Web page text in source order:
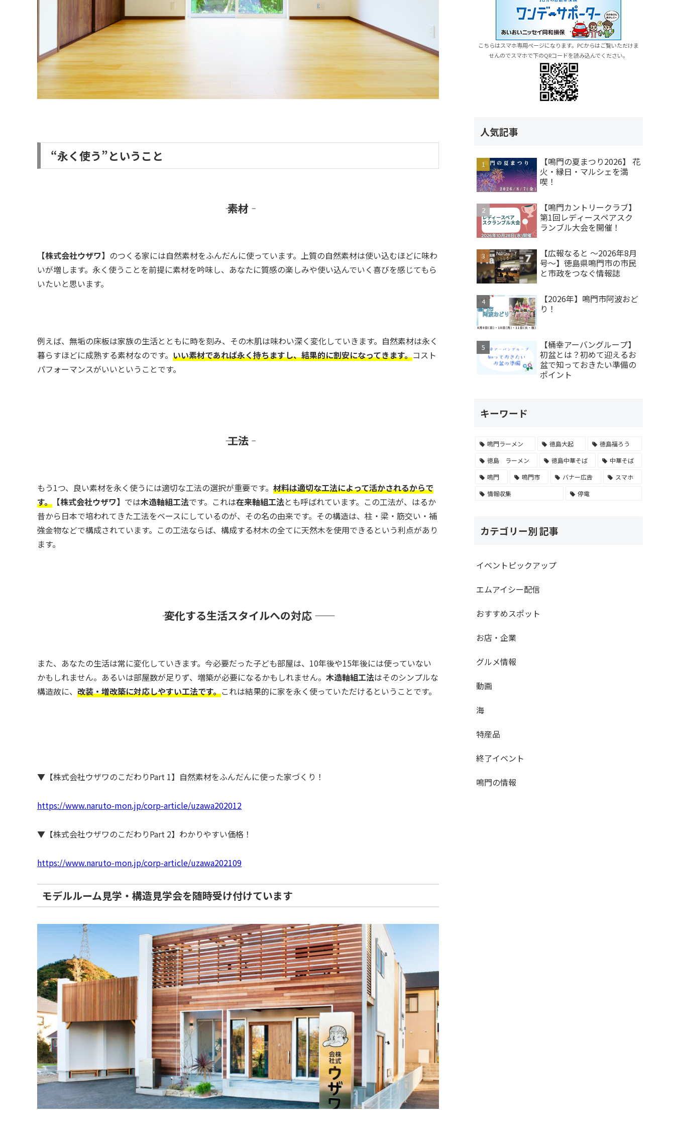
“永く使う”ということ
―― 素材 ――
【株式会社ウザワ】 のつくる家には自然素材をふんだんに使っています。上質の自然素材は使い込むほどに味わ
いが増します。永く使うことを前提に素材を吟味し、あなたに質感の楽しみや使い込んでいく喜びを感じてもら
いたいと思います。
例えば、無垢の床板は家族の生活とともに時を刻み、その木肌は味わい深く変化していきます。自然素材は永く
暮らすほどに成熟する素材なのです。 いい素材であれば永く持ちますし、結果的に割安になってきます。コスト
パフォーマンスがいいということです。
―― 工法 ――
もう1つ、良い素材を永く使うには適切な工法の選択が重要です。 材料は適切な工法によって活かされるからで
す。 【株式会社ウザワ】 では木造軸組工法です。これは在来軸組工法とも呼ばれています。この工法が、はるか
昔から日本で培われてきた工法をベースにしているのが、その名の由来です。その構造は、柱・梁・筋交い・補
強金物などで構成されています。この工法ならば、構成する材木の全てに天然木を使用できるという利点があり
ます。
―― 変化する生活スタイルへの対応 ――
また、あなたの生活は常に変化していきます。今必要だった子ども部屋は、10年後や15年後には使っていない
かもしれません。あるいは部屋数が足りず、増築が必要になるかもしれません。 木造軸組工法はそのシンプルな
構造故に、 改装・増改築に対応しやすい工法です。これは結果的に家を永く使っていただけるということです。
▼【株式会社ウザワのこだわりPart 1】自然素材をふんだんに使った家づくり！
https://www.naruto-mon.jp/corp-article/uzawa202012
▼【株式会社ウザワのこだわりPart 2】わかりやすい価格！
https://www.naruto-mon.jp/corp-article/uzawa202109
モデルルーム見学・構造見学会を随時受け付けています
こちらはスマホ専用ページになります。PCからはご覧いただけま
せんのでスマホで下のQRコードを読み込んでください。
人気記事
【鳴門の夏まつり2026】 花
火・縁日・マルシェを満
喫！
【鳴門カントリークラブ】
第1回レディースペアスク
ランブル大会を開催！
【広報なると ～2026年8月
号～】徳島県鳴門市の市民
と市政をつなぐ情報誌
【2026年】鳴門市阿波おど
り！
【桶幸アーバングループ】
初盆とは？初めて迎えるお
盆で知っておきたい準備の
ポイント
キーワード
鳴門ラーメン 徳島大起
徳島福ろう
徳島 ラーメン
徳島中華そば
中華そば
鳴門
鳴門市 バナー広告
スマホ
情報収集
停電
カテゴリー別 記事
イベントピックアップ
エムアイシー配信
おすすめスポット
お店・企業
グルメ情報
動画
海
特産品
終了イベント
鳴門の情報